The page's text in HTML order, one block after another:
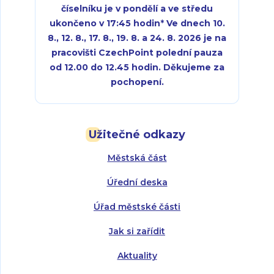
Užitečné odkazy
Městská část
Úřední deska
Úřad městské části
Jak si zařídit
Aktuality
číselníku je v pondělí a ve středu
ukončeno v 17:45 hodin* Ve dnech 10.
8., 12. 8., 17. 8., 19. 8. a 24. 8. 2026 je na
pracovišti CzechPoint polední pauza
od 12.00 do 12.45 hodin. Děkujeme za
pochopení.
Úterý: 8:00 - 16:00
Úterý: 8:00 - 13:00